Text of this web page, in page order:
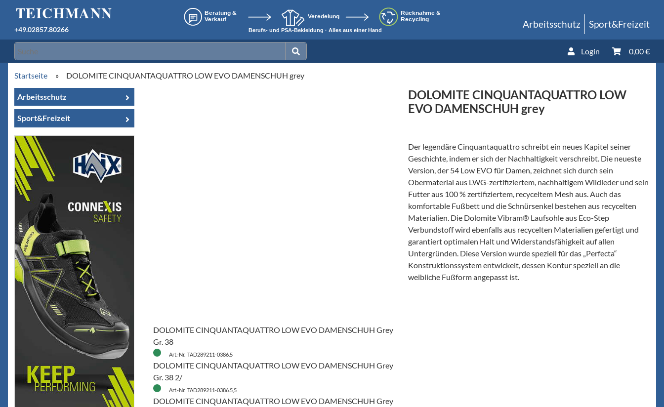
+49.02857.80266 Arbeitsschutz Sport&Freizeit
Login 0,00 €
Startseite » DOLOMITE CINQUANTAQUATTRO LOW EVO DAMENSCHUH grey
Arbeitsschutz
Sport&Freizeit
DOLOMITE CINQUANTAQUATTRO LOW
EVO DAMENSCHUH grey
Der legendäre Cinquantaquattro schreibt ein neues Kapitel seiner
Geschichte, indem er sich der Nachhaltigkeit verschreibt. Die neueste
Version, der 54 Low EVO für Damen, zeichnet sich durch sein
Obermaterial aus LWG-zertifiziertem, nachhaltigem Wildleder und sein
Futter aus 100 % zertifiziertem, recyceltem Mesh aus. Auch das
komfortable Fußbett und die Schnürsenkel bestehen aus recycelten
Materialien. Die Dolomite Vibram® Laufsohle aus Eco-Step
Verbundstoff wird ebenfalls aus recycelten Materialien gefertigt und
garantiert optimalen Halt und Widerstandsfähigkeit auf allen
Untergründen. Diese Version wurde speziell für das „Perfecta“
Konstruktionssystem entwickelt, dessen Kontur speziell an die
weibliche Fußform angepasst ist.
DOLOMITE CINQUANTAQUATTRO LOW EVO DAMENSCHUH Grey
Gr. 38
Art.-Nr. TAD289211-0386.5
DOLOMITE CINQUANTAQUATTRO LOW EVO DAMENSCHUH Grey
Gr. 38 2/
Art.-Nr. TAD289211-0386.5,5
DOLOMITE CINQUANTAQUATTRO LOW EVO DAMENSCHUH Grey